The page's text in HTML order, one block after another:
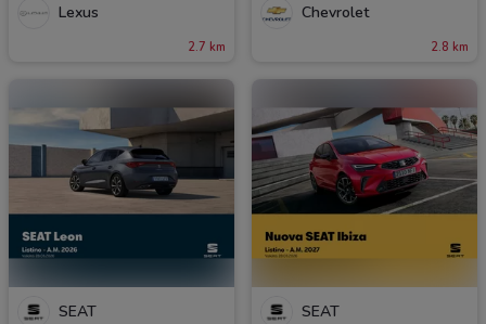
Lexus
2.7 km
Chevrolet
2.8 km
SEAT SEAT